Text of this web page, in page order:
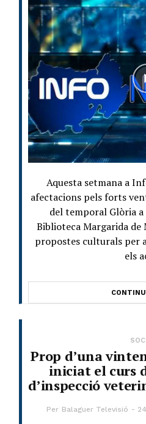
Aquesta setmana a
afectacions pels forts
del temporal Glòria a
Biblioteca Margarida
propostes culturals per
els
Prop d’una
iniciat el curs
d’inspecció
Per Balaguer Televisió